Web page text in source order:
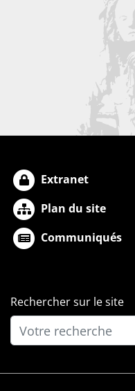
Extranet
Plan du site
Communiqués
Rechercher sur le site